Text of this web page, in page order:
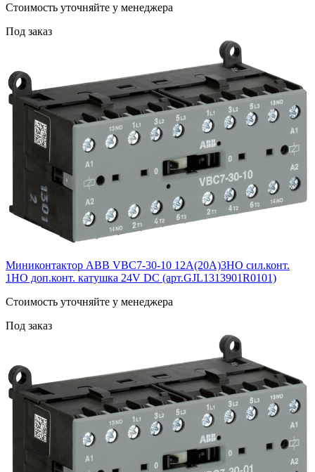
Cтоимость уточняйте у менеджера
Под заказ
Миниконтактор ABB VВC7-30-10 12A(20А)3НО сил.конт.
1НО доп.конт. катушка 24V DС (арт.GJL1313901R0101)
Cтоимость уточняйте у менеджера
Под заказ